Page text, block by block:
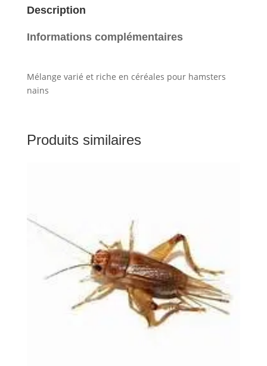
Description
Informations complémentaires
Mélange varié et riche en céréales pour hamsters
nains
Produits similaires